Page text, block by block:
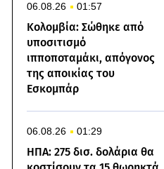
06.08.26 01:57
Κολομβία: Σώθηκε από
υποσιτισμό
ιπποποταμάκι, απόγονος
της αποικίας του
Εσκομπάρ
06.08.26 01:29
ΗΠΑ: 275 δισ. δολάρια θα